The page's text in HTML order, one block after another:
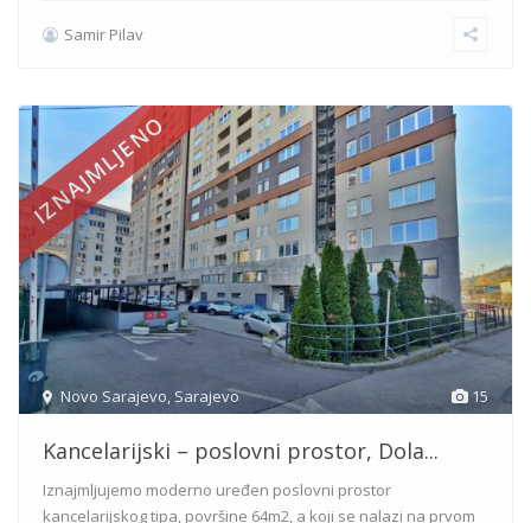
Samir Pilav
15
Novo Sarajevo, Sarajevo
IZNAJMLJENO
Kancelarijski – poslovni prostor, Dola...
Iznajmljujemo moderno uređen poslovni prostor
kancelarijskog tipa, površine 64m2, a koji se nalazi na prvom